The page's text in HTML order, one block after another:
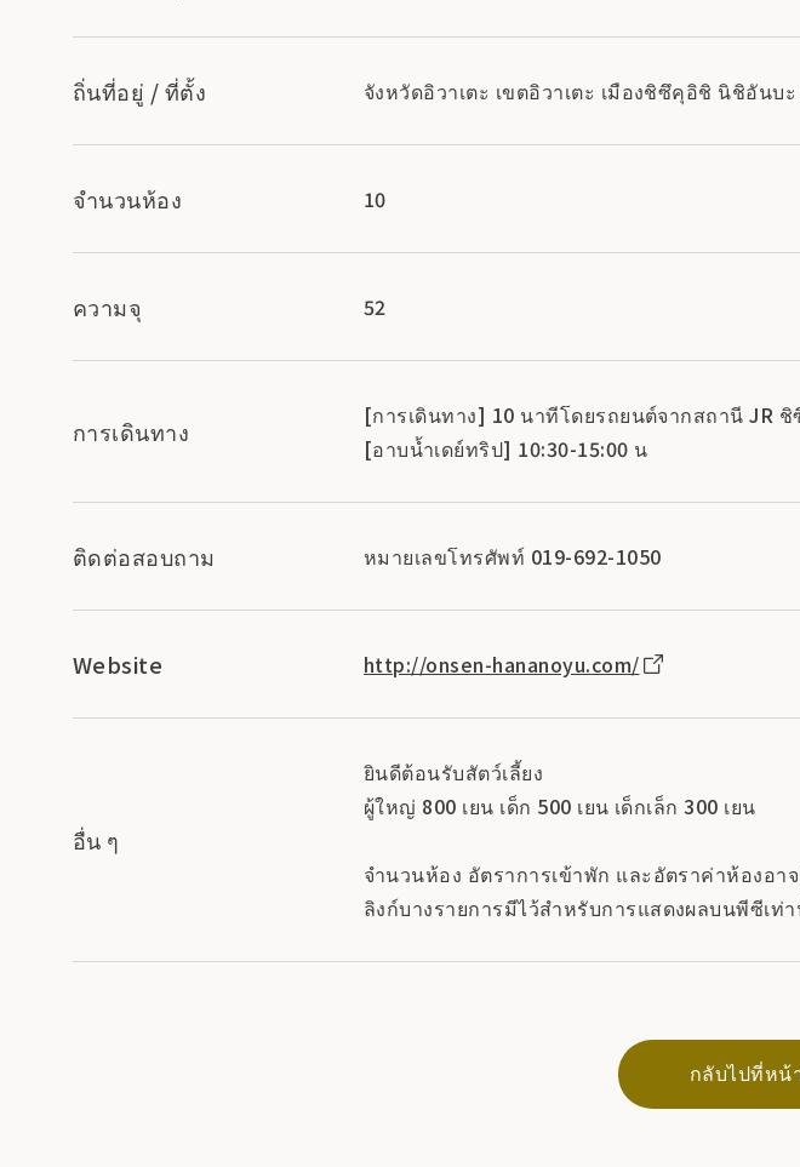
ถิ่นที่อยู่ / ที่ตั้ง จังหวัดอิวาเตะ เขตอิวาเตะ เมืองชิซึคุอิชิ นิชิอันบ
จำนวนห้อง 10
ความจุ 52
การเดินทาง
[การเดินทาง] 10 นาทีโดยรถยนต์จากสถานี JR
[อาบน้ำเดย์ทริป] 10:30-15:00 น
ติดต่อสอบถาม หมายเลขโทรศัพท์ 019-692-1050
Website http://onsen-hananoyu.com/
อื่น ๆ
ยินดีต้อนรับสัตว์เลี้ยง
ผู้ใหญ่ 800 เยน เด็ก 500 เยน เด็กเล็ก 300 เยน
จำนวนห้อง อัตราการเข้าพัก และอัตราค่าห้องอ
ลิงก์บางรายการมีไว้สำหรับการแสดงผลบนพีซีเท่
กลับไปที่หน้